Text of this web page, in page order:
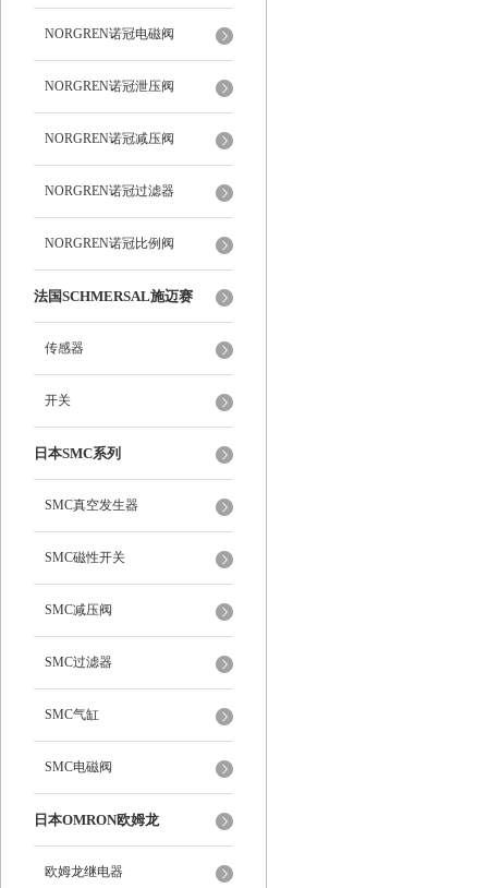
NORGREN诺冠电磁阀
NORGREN诺冠泄压阀
NORGREN诺冠减压阀
NORGREN诺冠过滤器
NORGREN诺冠比例阀
法国SCHMERSAL施迈赛
传感器
开关
日本SMC系列
SMC真空发生器
SMC磁性开关
SMC减压阀
SMC过滤器
SMC气缸
SMC电磁阀
日本OMRON欧姆龙
欧姆龙继电器